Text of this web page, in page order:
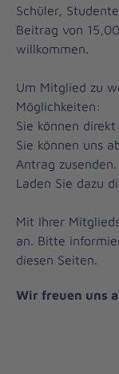
Schüler,
Beitrag von
willkommen.
Um Mitglied zu
Möglichkeiten:
Sie können
Sie können uns
Antrag zusenden.
Laden Sie dazu
Mit Ihrer
an. Bitte
diesen Seiten.
Wir freuen uns